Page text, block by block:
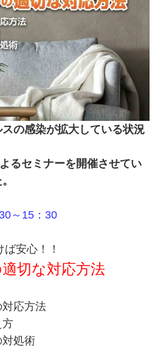
の感染が拡大している状況
るセミナーを開催させてい
～15：30
安心！！
切な対応方法
応方法
処術